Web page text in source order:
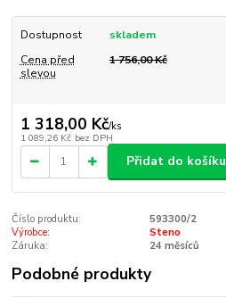
Dostupnost
skladem
Cena před
slevou
1 756,00 Kč
1 318,00 Kč/ks
1 089,26 Kč bez DPH
Přidat do košíku
Číslo produktu:
593300/2
Výrobce:
Steno
Záruka:
24 měsíců
Podobné produkty